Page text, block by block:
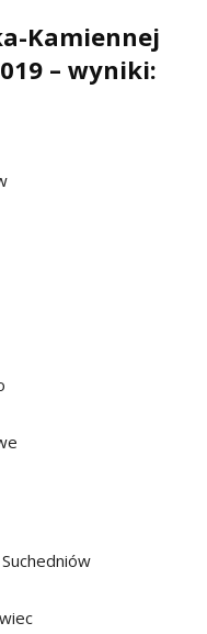
Kamiennej
– wyniki: